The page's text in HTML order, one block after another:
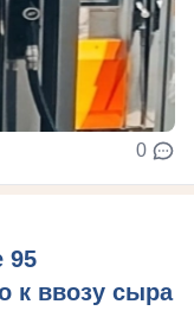
0
95
к ввозу сыра